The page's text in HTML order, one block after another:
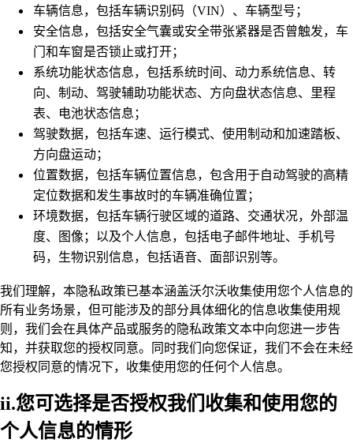
车辆信息，包括车辆识别码（VIN）、车辆型号；
安全信息，包括安全气囊或安全带张紧器是否曾触发，车
门和车窗是否锁止或打开；
系统功能状态信息，包括系统时间、动力系统信息、转
向、制动、驾驶辅助功能状态、方向盘状态信息、里程
表、电池状态信息；
驾驶数据，包括车速、运行模式、使用制动和加速踏板、
方向盘运动；
位置数据，包括车辆位置信息，包含用于自动驾驶的高精
定位数据和发生事故时的车辆准确位置；
环境数据，包括车辆行驶区域的道路、交通状况，外部温
度、图像；以及个人信息，包括电子邮件地址、手机号
码，生物识别信息，包括语音、面部识别等。
我们理解，本隐私政策已基本涵盖沃尔沃收集使用您个人信息的
所有业务场景，但可能涉及的部分具体细化的信息收集使用规
则，我们会在具体产品或服务的隐私政策文本中向您进一步告
知，并获取您的授权同意。同时我们向您保证，我们不会在未经
您授权同意的情况下，收集使用您的任何个人信息。
ii.您可选择是否授权我们收集和使用您的
个人信息的情形